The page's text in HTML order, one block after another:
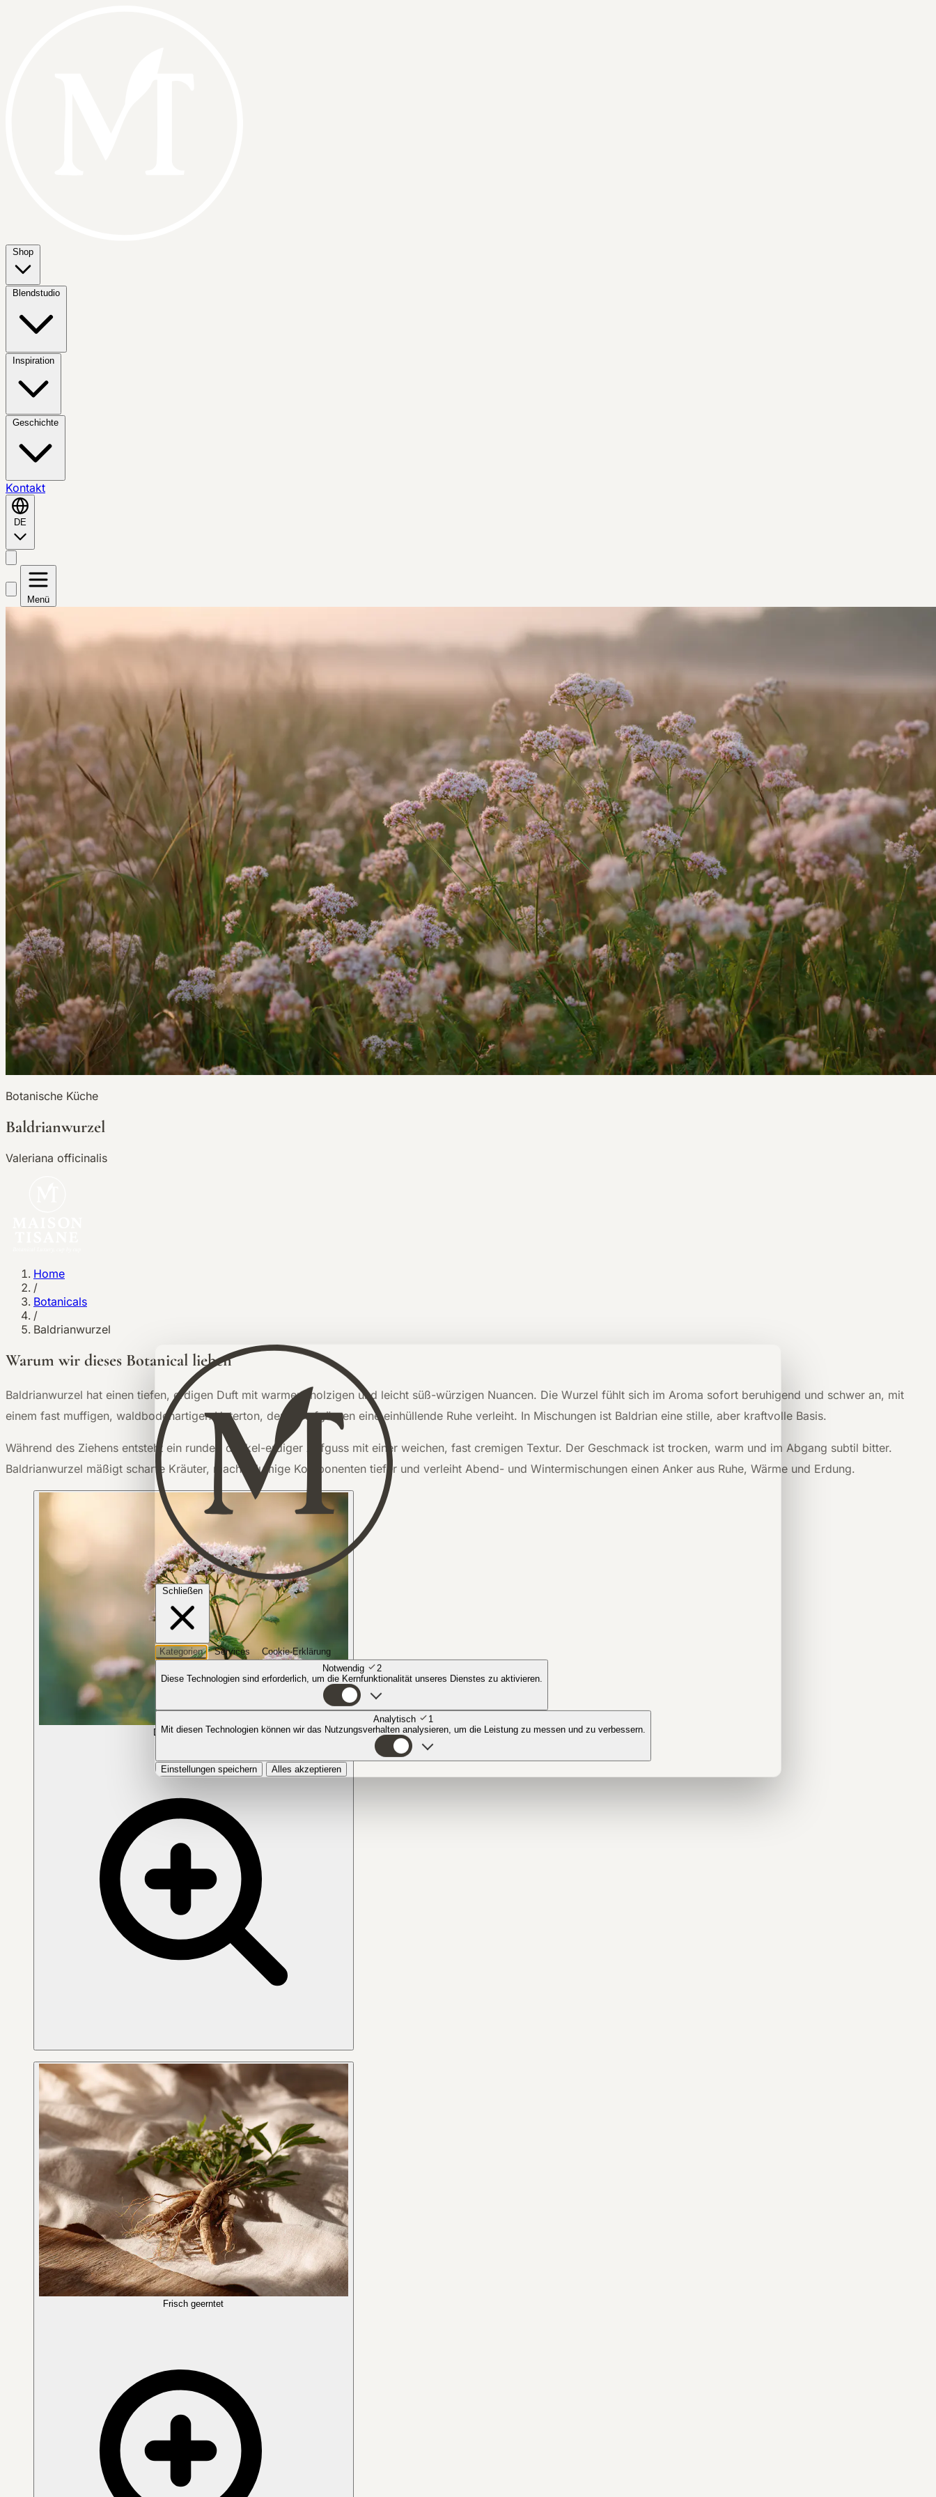
Shop
Blendstudio
Inspiration
Geschichte
Kontakt
DE
Menü
Botanische Küche
Baldrianwurzel
Valeriana officinalis
Home
/
Botanicals
/
Baldrianwurzel
Warum wir dieses Botanical lieben
Baldrianwurzel hat einen tiefen, erdigen Duft mit warmen, holzigen und leicht süß-würzigen Nuancen. Die Wurzel fühlt sich im Aroma sofort beruhigend und schwer an, mit
einem fast muffigen, waldbodenartigen Unterton, der in Aufgüssen eine einhüllende Ruhe verleiht. In Mischungen ist Baldrian eine stille, aber kraftvolle Basis.
Während des Ziehens entsteht ein runder, dunkel-erdiger Aufguss mit einer weichen, fast cremigen Textur. Der Geschmack ist trocken, warm und im Abgang subtil bitter.
Baldrianwurzel mäßigt scharfe Kräuter, macht blumige Komponenten tiefer und verleiht Abend- und Wintermischungen einen Anker aus Ruhe, Wärme und Erdung.
Die Pflanze in Blüte
Frisch geerntet
Schließen
Kategorien Services
Cookie-Erklärung
Notwendig
2
Diese Technologien sind erforderlich, um die Kernfunktionalität unseres Dienstes zu aktivieren.
Analytisch
1
Mit diesen Technologien können wir das Nutzungsverhalten analysieren, um die Leistung zu messen und zu verbessern.
Einstellungen speichern Alles akzeptieren